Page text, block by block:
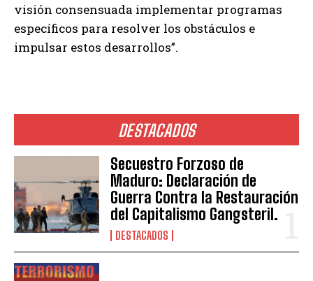
DESTACADOS
Secuestro Forzoso de
Maduro: Declaración de
Guerra Contra la Restauración
del Capitalismo Gangsteril.
DESTACADOS
visión consensuada implementar programas
específicos para resolver los obstáculos e
impulsar estos desarrollos”.